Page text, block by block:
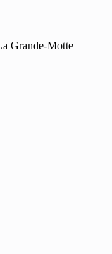
Grande-Motte